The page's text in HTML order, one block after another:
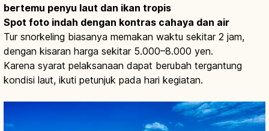
bertemu penyu laut dan ikan tropis
Spot foto indah dengan kontras cahaya dan air
Tur snorkeling biasanya memakan waktu sekitar 2 jam,
dengan kisaran harga sekitar 5.000–8.000 yen.
Karena syarat pelaksanaan dapat berubah tergantung
kondisi laut, ikuti petunjuk pada hari kegiatan.